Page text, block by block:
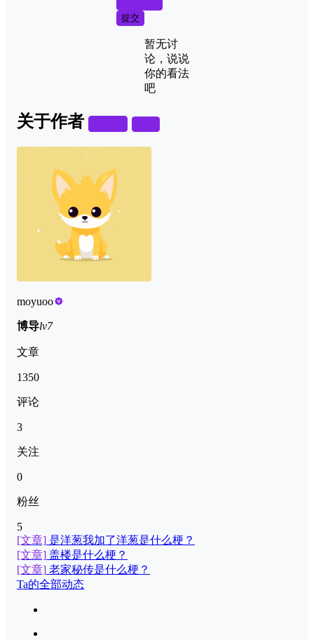
提交
暂无讨
论，说说
你的看法
吧
关于作者
moyuoo
博导lv7
文章
1350
评论
3
关注
0
粉丝
5
[文章] 是洋葱我加了洋葱是什么梗？
[文章] 盖楼是什么梗？
[文章] 老家秘传是什么梗？
Ta的全部动态